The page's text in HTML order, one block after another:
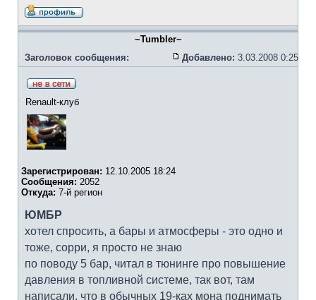
~Tumbler~
Заголовок сообщения:
Добавлено: 3.03.2008 0:25
Renault-клуб
Зарегистрирован: 12.10.2005 18:24
Сообщения: 2052
Откуда: 7-й регион
ЮМБР
хотел спросить, а бары и атмосферы - это одно и
тоже, сорри, я просто не знаю
по поводу 5 бар, читал в тюнинге про повышение
давления в топливной системе, так вот, там
написали, что в обычных 19-ках мона поднимать